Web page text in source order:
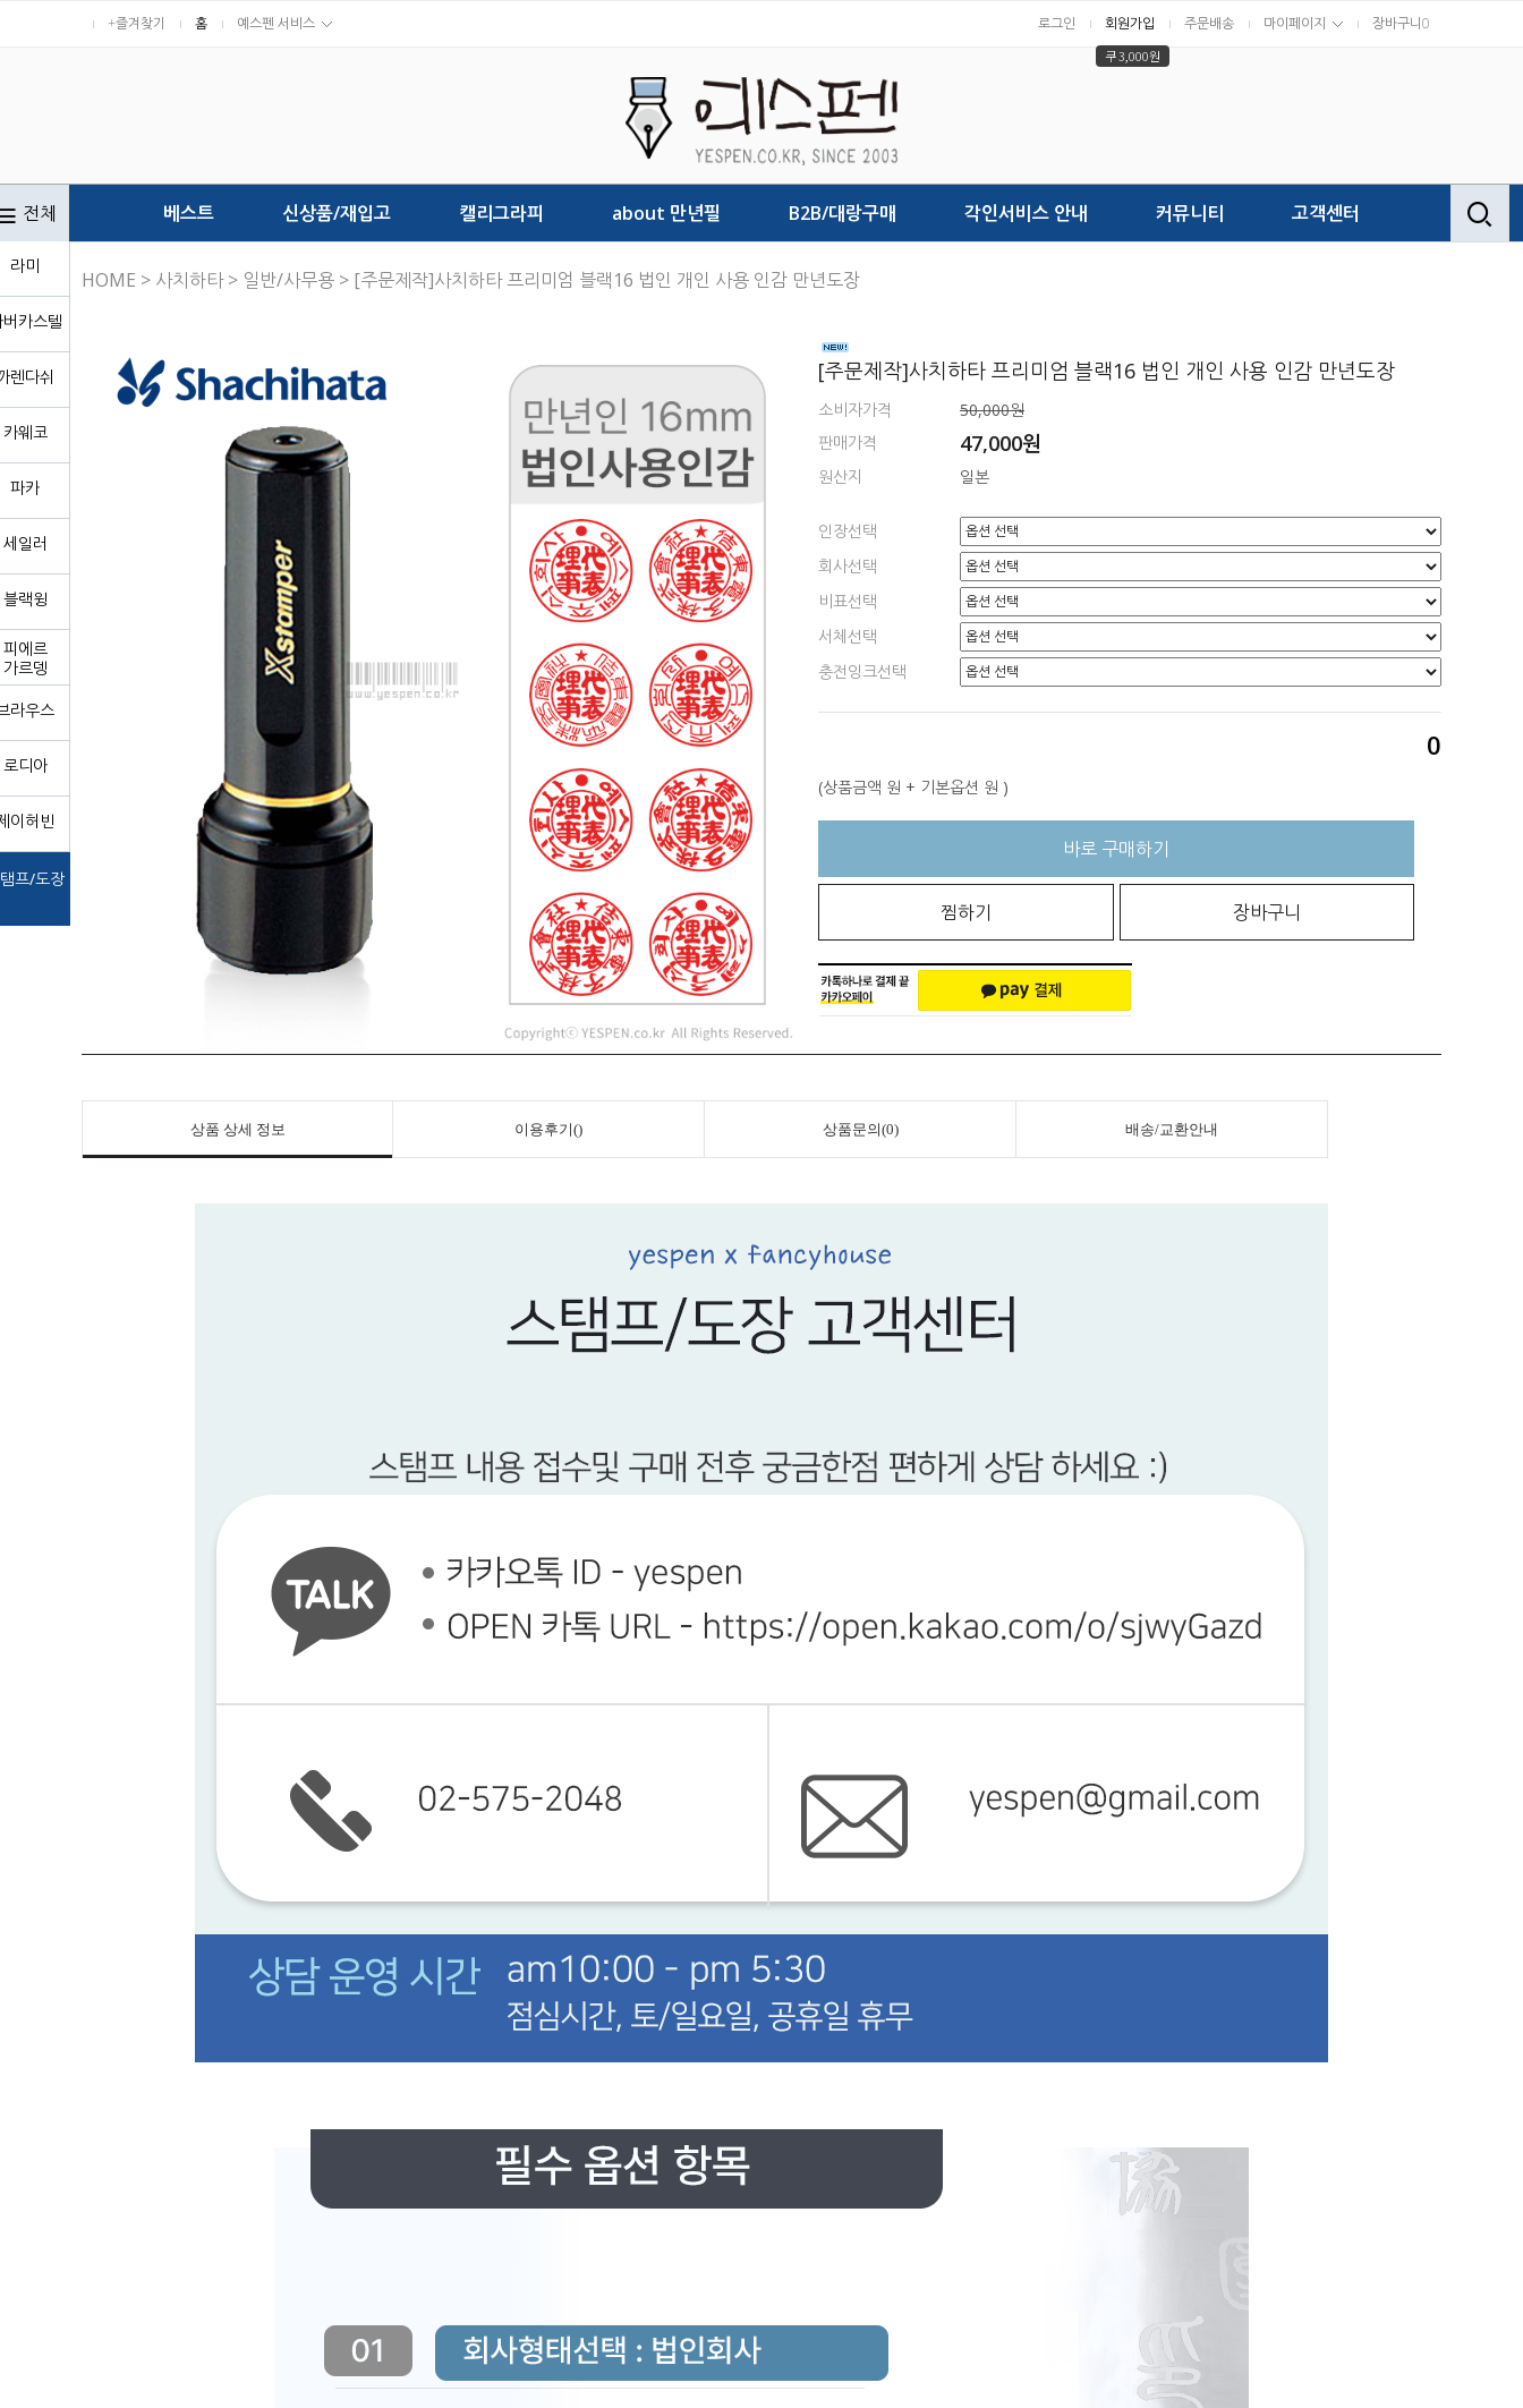
+즐겨찾기 홈 예스펜 서비스 로그인 회원가입
쿠 3,000원
주문배송 마이페이지 장바구니0
전체
라미
카스텔
렌다쉬
카웨코
파카
세일러
블랙윙
피에르
가르뎅
라우스
로디아
이허빈
프/도장
베스트 신상품/재입고 캘리그라피 about 만년필 B2B/대랑구매 각인서비스 안내 커뮤니티 고객센터
HOME > 사치하타> 일반/사무용 > [주문제작]사치하타 프리미엄 블랙16 법인 개인 사용 인감 만년도장
[주문제작]사치하타 프리미엄 블랙16 법인 개인 사용 인감 만년도장
소비자가격
50,000원
판매가격
47,000원
원산지 일본
인장선택
회사선택
비표선택
서체선택
충전잉크선택
0
(상품금액 원 + 기본옵션 원 )
바로 구매하기
찜하기 장바구니
상품 상세 정보 이용후기() 상품문의(0) 배송/교환안내